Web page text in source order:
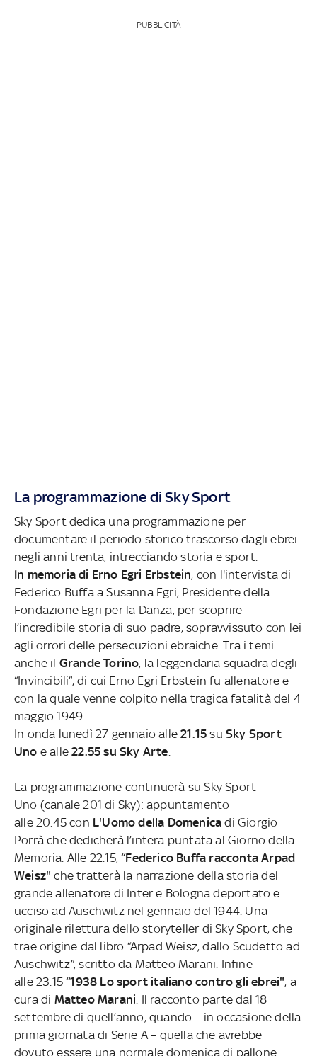
PUBBLICITÀ
La programmazione di Sky Sport
Sky Sport dedica una programmazione per
documentare il periodo storico trascorso dagli ebrei
negli anni trenta, intrecciando storia e sport.
In memoria di Erno Egri Erbstein, con l'intervista di
Federico Buffa a Susanna Egri, Presidente della
Fondazione Egri per la Danza, per scoprire
l’incredibile storia di suo padre, sopravvissuto con lei
agli orrori delle persecuzioni ebraiche. Tra i temi
anche il Grande Torino, la leggendaria squadra degli
“Invincibili”, di cui Erno Egri Erbstein fu allenatore e
con la quale venne colpito nella tragica fatalità del 4
maggio 1949.
In onda lunedì 27 gennaio alle21.15 su Sky Sport
Uno e alle22.55 su Sky Arte
La programmazione continuerà su Sky Sport
Uno (canale 201 di Sky): appuntamento
alle 20.45 con L'Uomo della Domenicadi Giorgio
Porrà che dedicherà l’intera puntata al Giorno della
Memoria. Alle 22.15,“Federico Buffa racconta Arpad
Weisz"che tratterà la narrazione della storia del
grande allenatore di Inter e Bologna deportato e
ucciso ad Auschwitz nel gennaio del 1944. Una
originale rilettura dello storyteller di Sky Sport, che
trae origine dal libro “Arpad Weisz, dallo Scudetto ad
Auschwitz”, scritto da Matteo Marani. Infine
alle 23.15“1938 Lo sport italiano contro gli ebrei", a
cura di Matteo Marani . Il racconto parte dal 18
settembre di quell’anno, quando – in occasione della
prima giornata di Serie A – quella che avrebbe
dovuto essere una normale domenica di pallone